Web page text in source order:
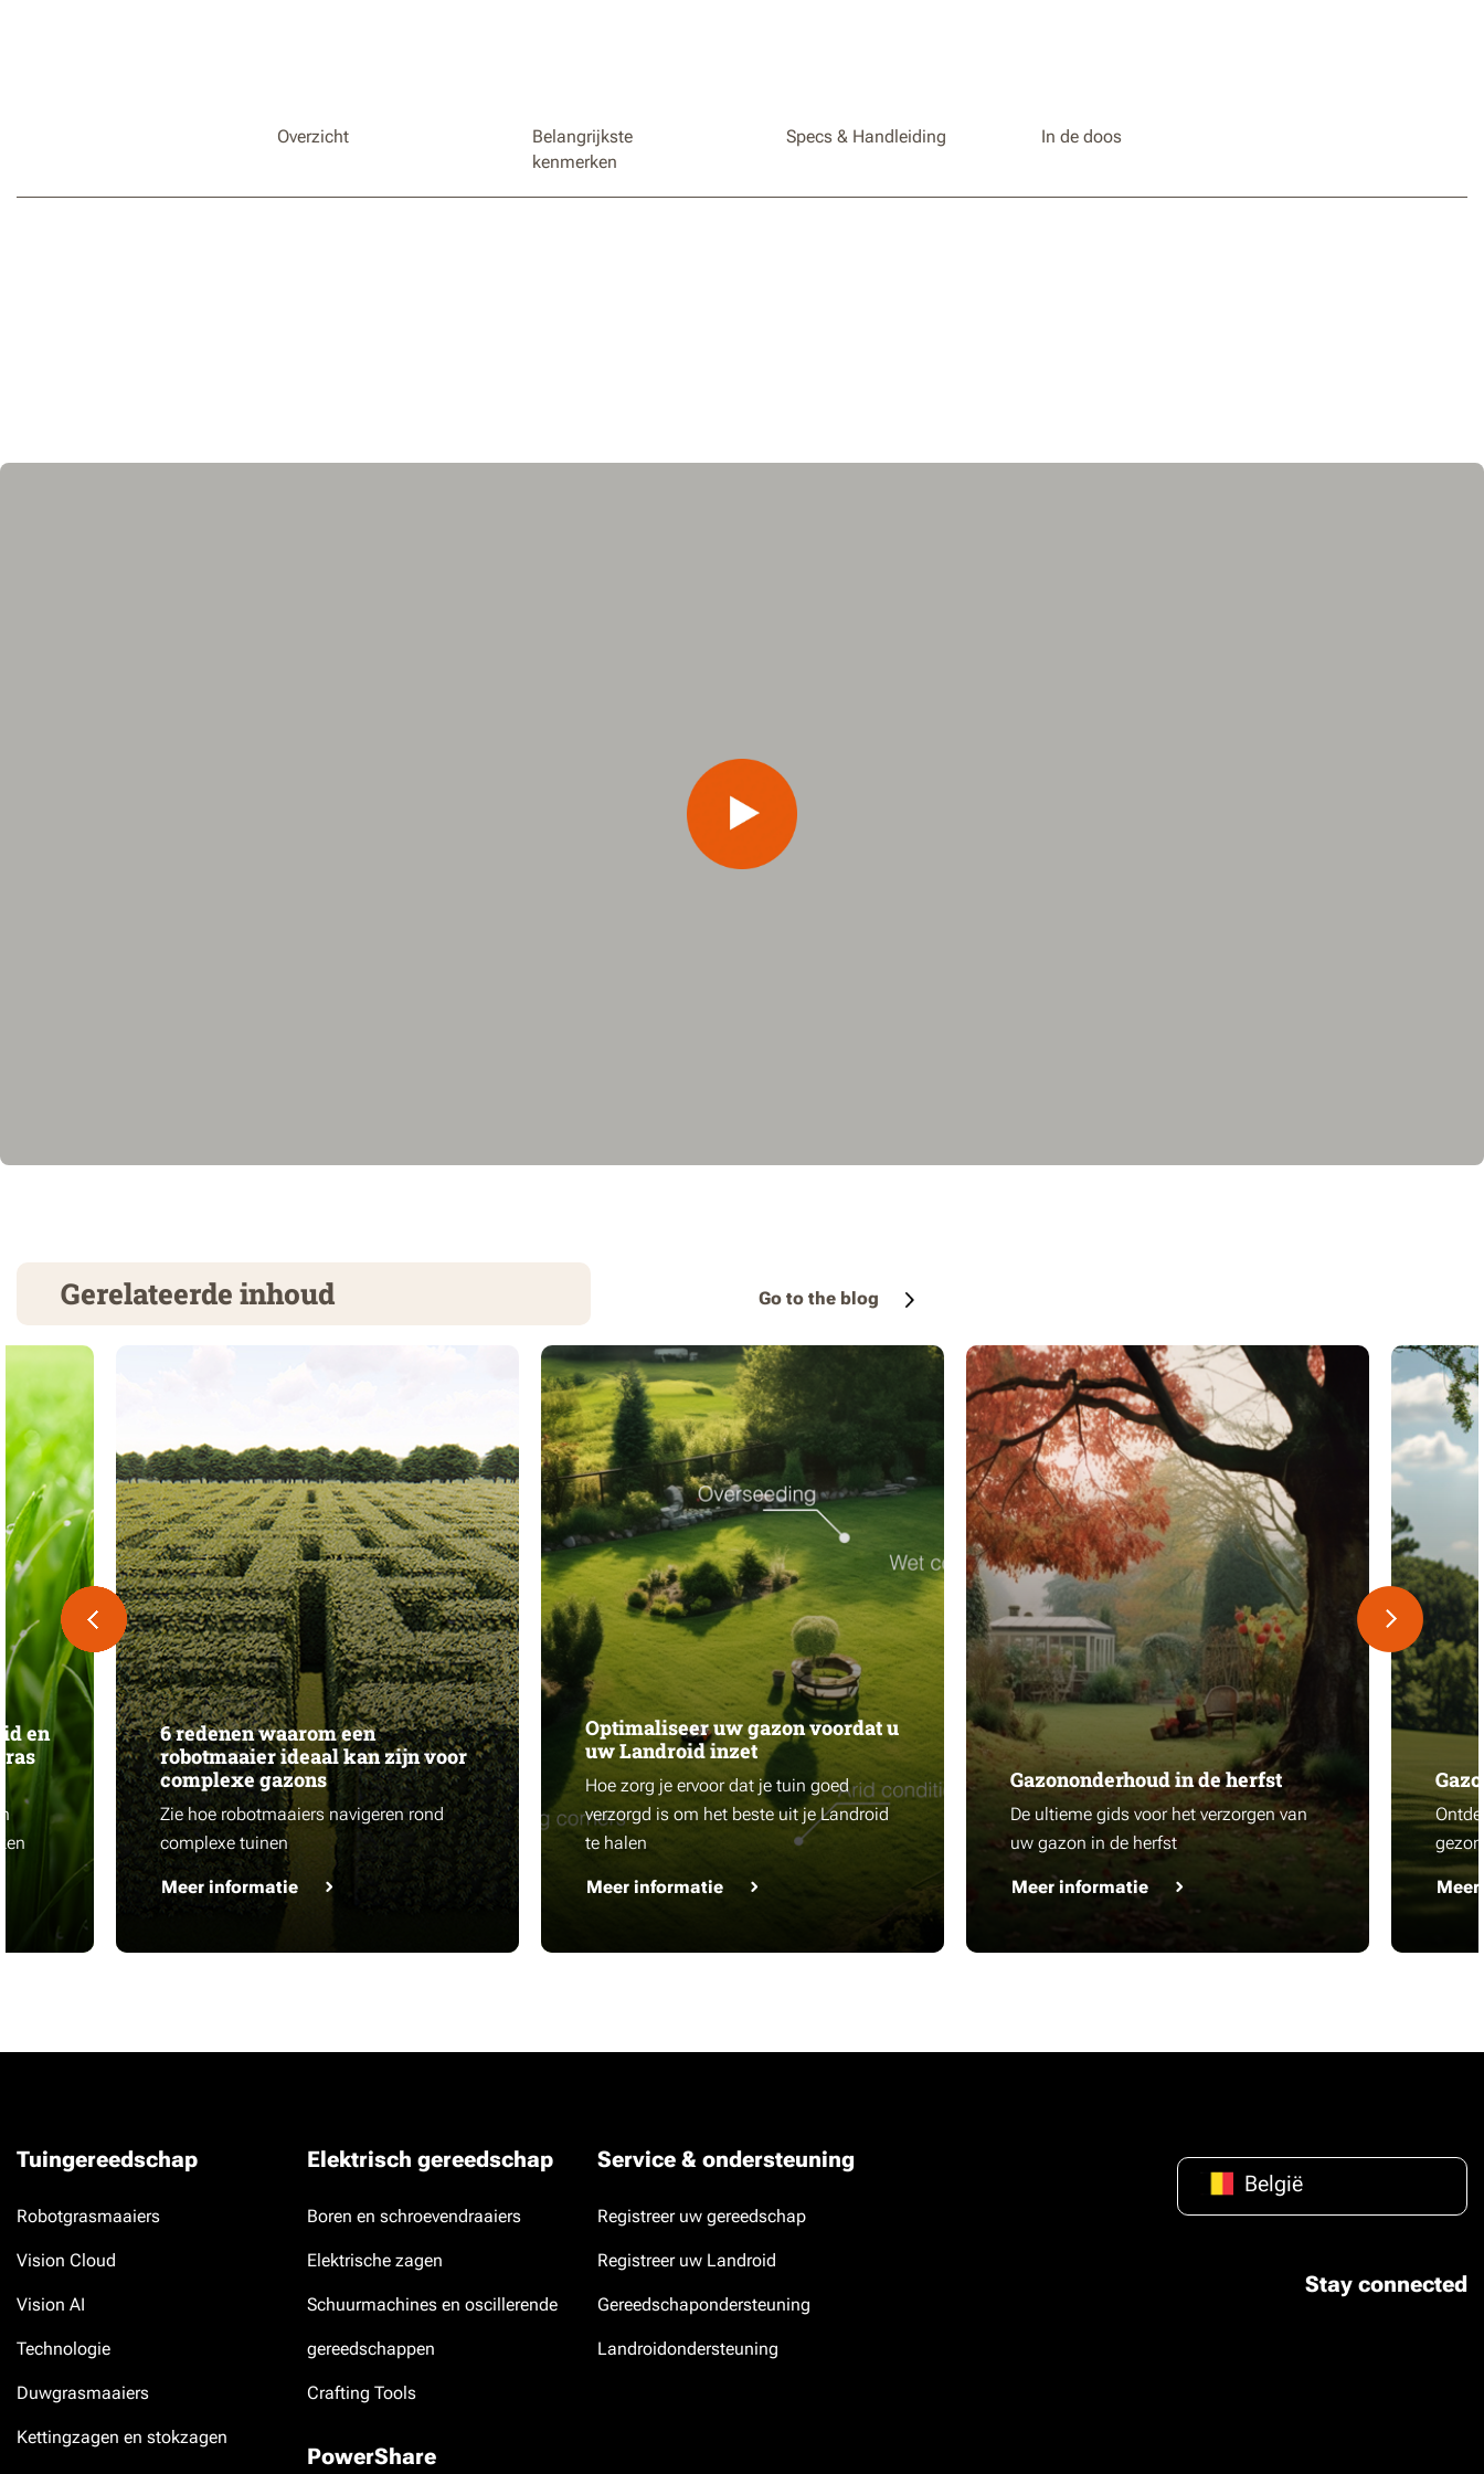
Overzicht
Belangrijkste
kenmerken
Specs & Handleiding In de doos
Gerelateerde inhoud Go to the blog
en
6 redenen waarom een
robotmaaier ideaal kan zijn voor
complexe gazons
Zie hoe robotmaaiers navigeren rond
complexe tuinen
Meer informatie
Optimaliseer uw gazon voordat u
uw Landroid inzet
Hoe zorg je ervoor dat je tuin goed
verzorgd is om het beste uit je Landroid
te halen
Meer informatie
Gazononderhoud in de herfst
De ultieme gids voor het verzorgen van
uw gazon in de herfst
Meer informatie
Tuingereedschap
Robotgrasmaaiers
Vision Cloud
Vision AI
Technologie
Duwgrasmaaiers
Kettingzagen en stokzagen
Elektrisch gereedschap
Boren en schroevendraaiers
Elektrische zagen
Schuurmachines en oscillerende
gereedschappen
Crafting Tools
PowerShare
Service & ondersteuning
Registreer uw gereedschap
Registreer uw Landroid
Gereedschapondersteuning
Landroidondersteuning
België
Stay connected